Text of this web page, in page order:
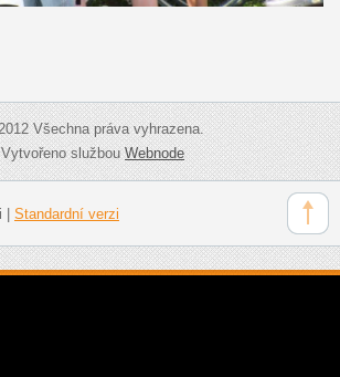
Všechna práva vyhrazena.
Vytvořeno službouWebnode
Standardní verzi